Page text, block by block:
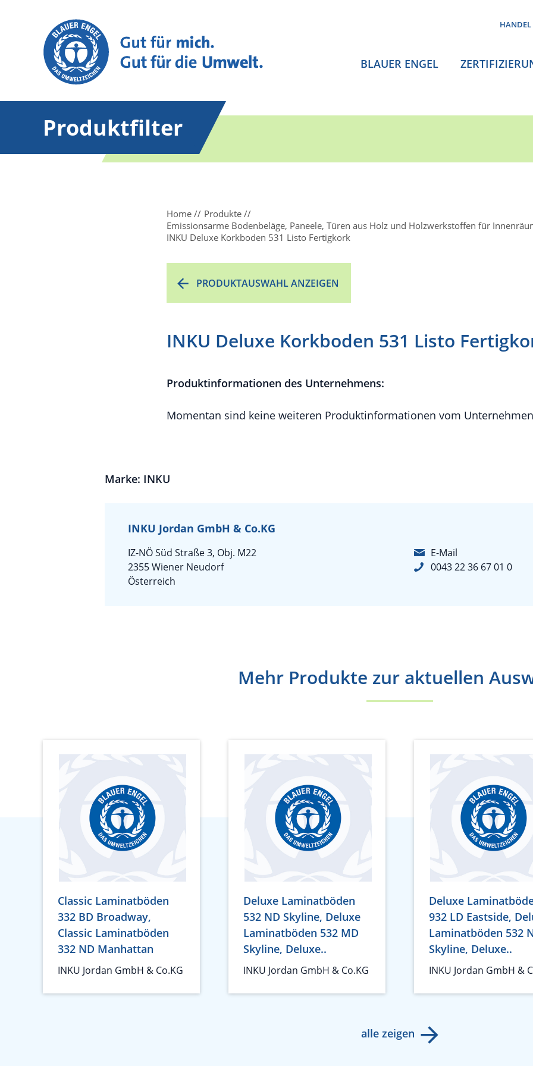
HANDEL
BLAUER ENGEL
Produktfilter
Home
Produkte
Emissionsarme Bodenbeläge, Paneele, Türen aus Holz und Holzwerkstoffen für
INKU Deluxe Korkboden 531 Listo Fertigkork
PRODUKTAUSWAHL ANZEIGEN
INKU Deluxe Korkboden 531 Listo
Produktinformationen des Unternehmens:
Momentan sind keine weiteren Produktinformationen vom
Marke: INKU
INKU Jordan GmbH & Co.KG
IZ-NÖ Süd Straße 3, Obj. M22
2355 Wiener Neudorf
Österreich
E-Mail
0043 22 36 67 01 0
Mehr Produkte zur aktuellen
Classic Laminatböden
332 BD Broadway,
Classic Laminatböden
332 ND Manhattan
INKU Jordan GmbH & Co.KG
Deluxe Laminatböden
532 ND Skyline, Deluxe
Laminatböden 532 MD
Skyline, Deluxe..
INKU Jordan GmbH & Co.KG
Deluxe
932 LD Eastside,
Laminatböden 532
Skyline, Deluxe..
INKU Jordan GmbH &
alle zeigen